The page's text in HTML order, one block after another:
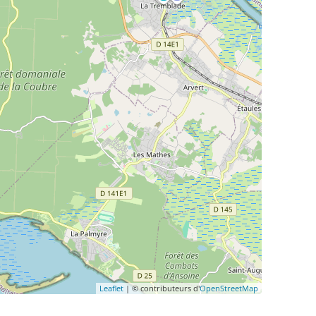
Leaflet | © contributeurs d'OpenStreetMap